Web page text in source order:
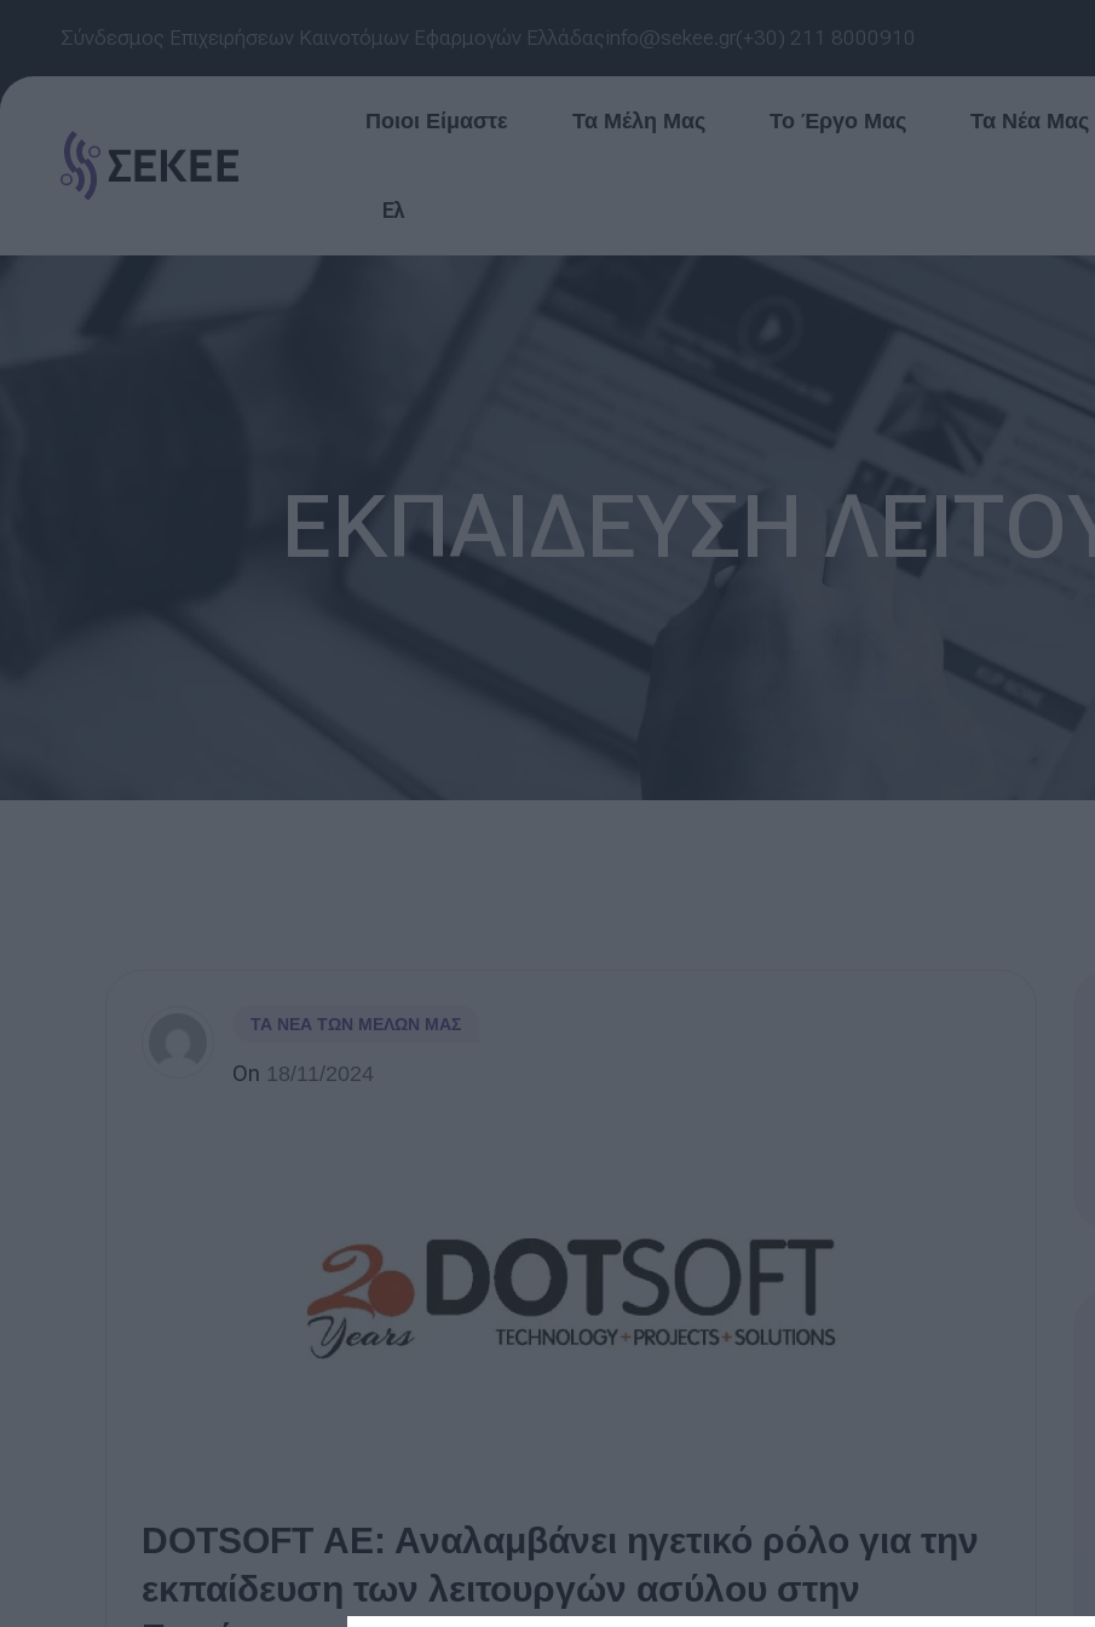
Σύνδεσμος Επιχειρήσεων Καινοτόμων Εφαρμογών Ελλάδαςinfo@sekee.gr(+30) 211 8000910
Ποιοι Είμαστε Τα Μέλη Μας Το Έργο Μας Τα Νέα Μας
Ελ
ΕΚΠΑΙΔΕΥΣΗ
ΤΑ ΝΈΑ ΤΩΝ ΜΕΛΏΝ ΜΑΣ
On 18/11/2024
DOTSOFT ΑΕ: Αναλαμβάνει ηγετικό ρόλο για την
εκπαίδευση των λειτουργών ασύλου στην